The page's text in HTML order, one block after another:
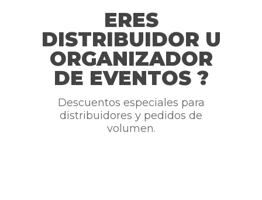
ERES
DISTRIBUIDOR U
ORGANIZADOR
DE EVENTOS ?
Descuentos especiales para
distribuidores y pedidos de
volumen.